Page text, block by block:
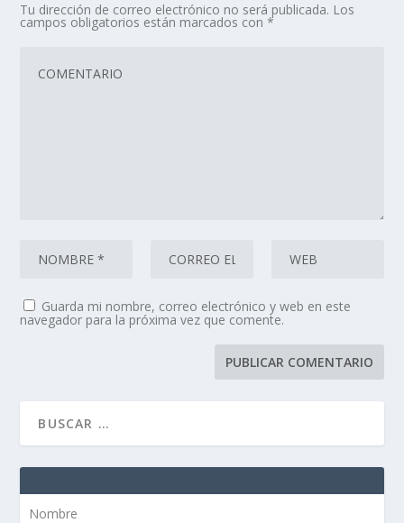
Tu dirección de correo electrónico no será publicada. Los
campos obligatorios están marcados con*
Guarda mi nombre, correo electrónico y web en este
navegador para la próxima vez que comente.
Nombre